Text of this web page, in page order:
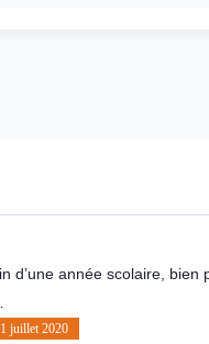
d’une année scolaire, bien
1 juillet 2020